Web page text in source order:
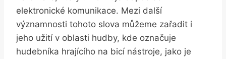
elektronické komunikace. Mezi další
významnosti‍ tohoto slova můžeme zařadit i
jeho užití v oblasti hudby, kde označuje
hudebníka hrajícího na bicí nástroje, jako je